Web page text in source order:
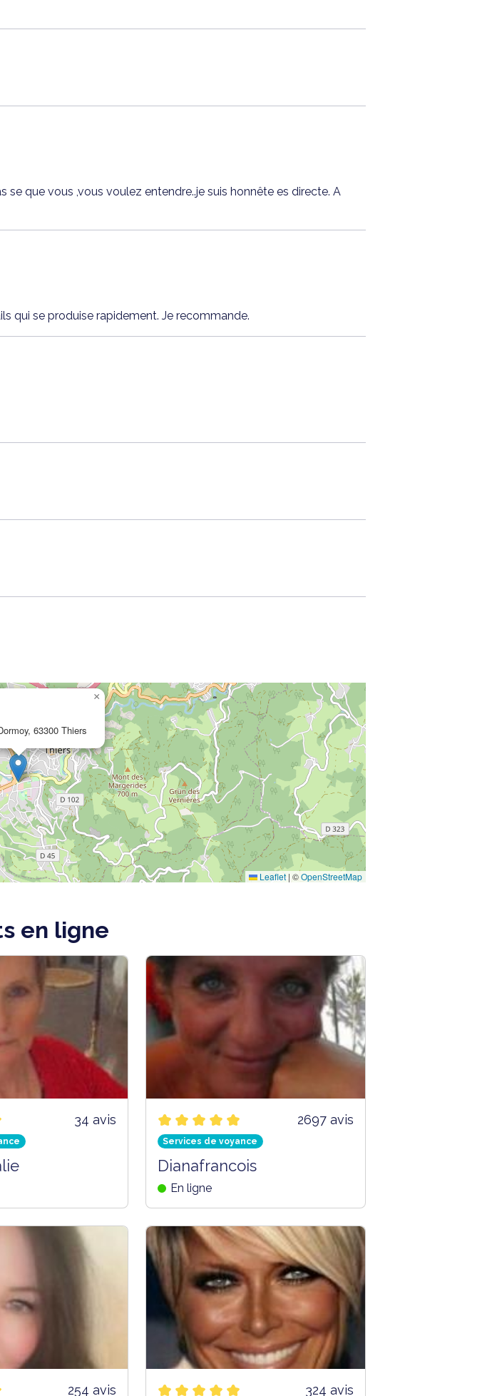
que vous ,vous voulez entendre..je suis honnête es directe. A
qui se produise rapidement. Je recommande.
63300 Thiers
×
Leaflet | ©OpenStreetMap
en ligne
34 avis 2697 avis
Services de voyance
Dianafrancois
En ligne
254 avis 324 avis